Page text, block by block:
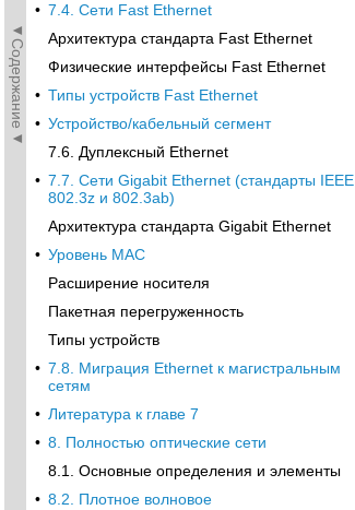
◄Содержание◄
• 7.4. Сети Fast Ethernet
Архитектура стандарта Fast Ethernet
Физические интерфейсы Fast Ethernet
• Типы устройств Fast Ethernet
• Устройство/кабельный сегмент
7.6. Дуплексный Ethernet
• 7.7. Сети Gigabit Ethernet (стандарты IEEE
802.3z и 802.3ab)
Архитектура стандарта Gigabit Ethernet
• Уровень MAC
Расширение носителя
Пакетная перегруженность
Типы устройств
• 7.8. Миграция Ethernet к магистральным
сетям
• Литература к главе 7
• 8. Полностью оптические сети
8.1. Основные определения и элементы
• 8.2. Плотное волновое